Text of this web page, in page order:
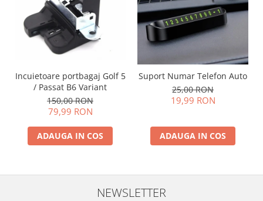
Incuietoare portbagaj Golf 5
/ Passat B6 Variant
150,00 RON
79,99 RON
ADAUGA IN COS
Suport Numar Telefon Auto
25,00 RON
19,99 RON
ADAUGA IN COS
NEWSLETTER